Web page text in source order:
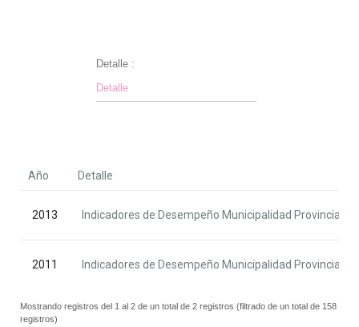
Detalle :
Año Detalle
2013 Indicadores de Desempeño Municipalidad Provincial
2011 Indicadores de Desempeño Municipalidad Provincial
Mostrando registros del 1 al 2 de un total de 2 registros (filtrado de un total de 158
registros)